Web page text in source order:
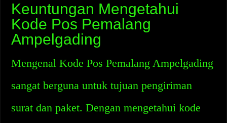
Keuntungan Mengetahui
Kode Pos Pemalang
Ampelgading
Mengenal Kode Pos Pemalang Ampelgading
sangat berguna untuk tujuan pengiriman
surat dan paket. Dengan mengetahui kode